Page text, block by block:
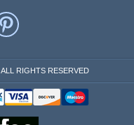
ALL RIGHTS RESERVED